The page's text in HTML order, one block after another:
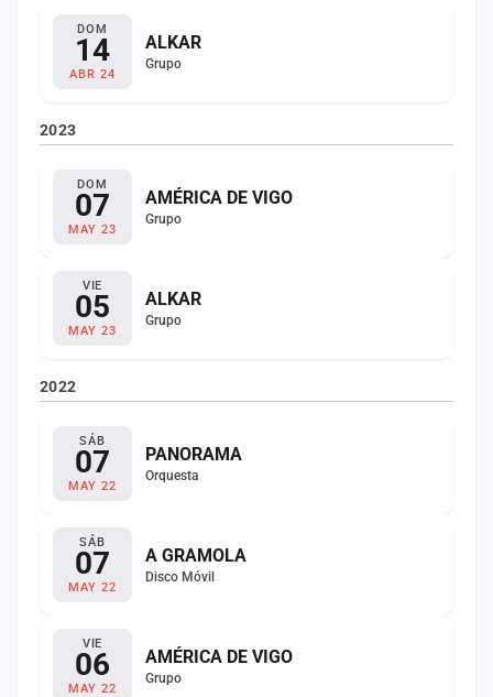
DOM
14
ABR 24
ALKAR
Grupo
2023
DOM
07
MAY 23
AMÉRICA DE VIGO
Grupo
VIE
05
MAY 23
ALKAR
Grupo
2022
SÁB
07
MAY 22
PANORAMA
Orquesta
SÁB
07
MAY 22
A GRAMOLA
Disco Móvil
VIE
06
MAY 22
AMÉRICA DE VIGO
Grupo